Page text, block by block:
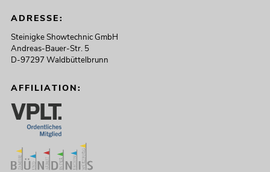
ADRESSE:
Steinigke Showtechnic GmbH
Andreas-Bauer-Str. 5
D-97297 Waldbüttelbrunn
AFFILIATION: